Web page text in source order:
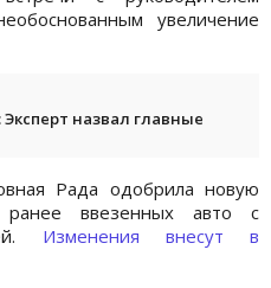
увеличение
назвал главные
Рада одобрила новую
ранее ввезенных авто с
Изменения внесут в